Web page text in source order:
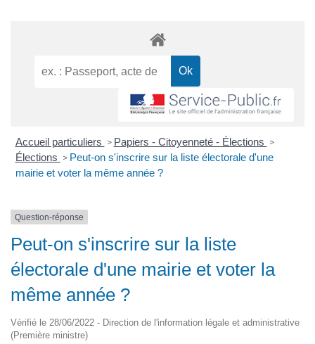
Accueil particuliers > Papiers - Citoyenneté - Élections >
Élections > Peut-on s'inscrire sur la liste électorale d'une
mairie et voter la même année ?
Question-réponse
Peut-on s'inscrire sur la liste
électorale d'une mairie et voter la
même année ?
Vérifié le 28/06/2022 - Direction de l'information légale et administrative
(Première ministre)